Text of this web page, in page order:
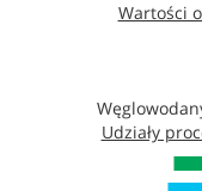
Wartości
Udziały